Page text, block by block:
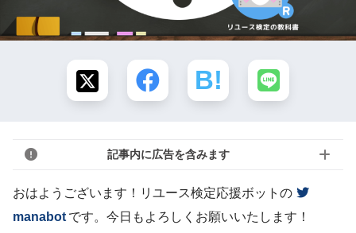
記事内に広告を含みます
おはようございます！リユース検定応援ボットの
manabot です。今日もよろしくお願いいたします！